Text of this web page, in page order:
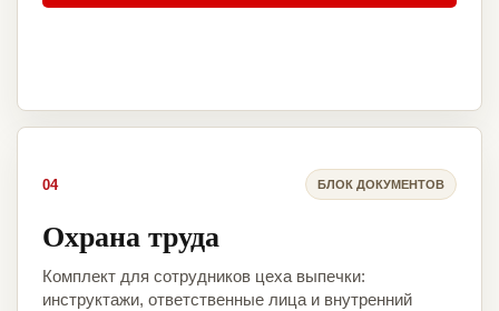
04 БЛОК ДОКУМЕНТОВ
Охрана труда
Комплект для сотрудников цеха выпечки:
инструктажи, ответственные лица и внутренний